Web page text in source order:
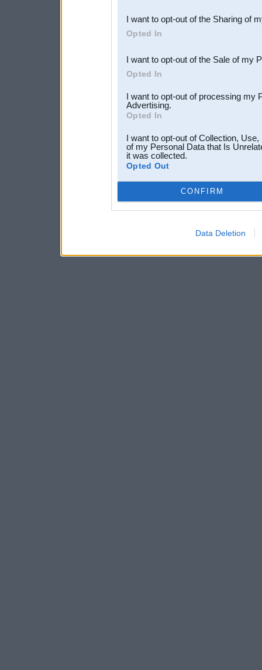
Downstream Participants
third parties.
I want to opt-out of the Sharing of
Opted In
I want to opt-out of the Sale of my
Opted In
I want to opt-out of processing my
Advertising.
Opted In
I want to opt-out of Collection,
of my Personal Data that Is
it was collected.
Opted Out
CONFIRM
Data Deletion